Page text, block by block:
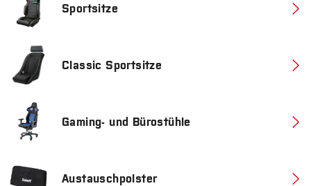
Sportsitze
Classic Sportsitze
Gaming- und Bürostühle
Austauschpolster